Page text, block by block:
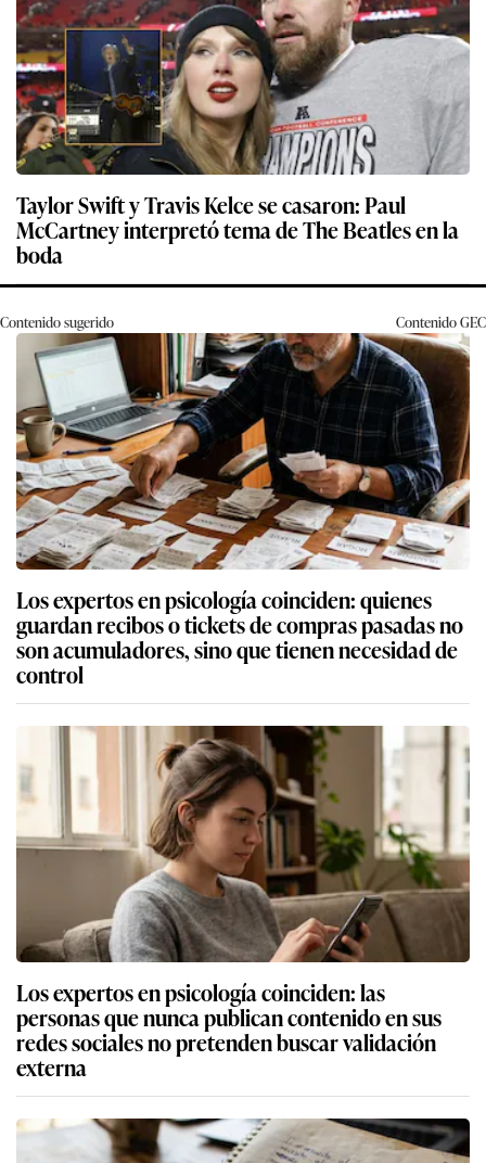
Taylor Swift y Travis Kelce se casaron: Paul
McCartney interpretó tema de The Beatles en la
boda
Contenido sugerido ContenidoGEC
Los expertos en psicología coinciden: quienes
guardan recibos o tickets de compras pasadas no
son acumuladores, sino que tienen necesidad de
control
Los expertos en psicología coinciden: las
personas que nunca publican contenido en sus
redes sociales no pretenden buscar validación
externa